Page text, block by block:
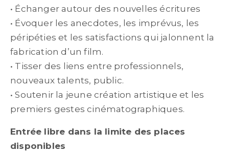
• Échanger autour des nouvelles écritures
• Évoquer les anecdotes, les imprévus, les
péripéties et les satisfactions qui jalonnent la
fabrication d’un film.
• Tisser des liens entre professionnels,
nouveaux talents, public.
• Soutenir la jeune création artistique et les
premiers gestes cinématographiques.
Entrée libre dans la limite des places
disponibles